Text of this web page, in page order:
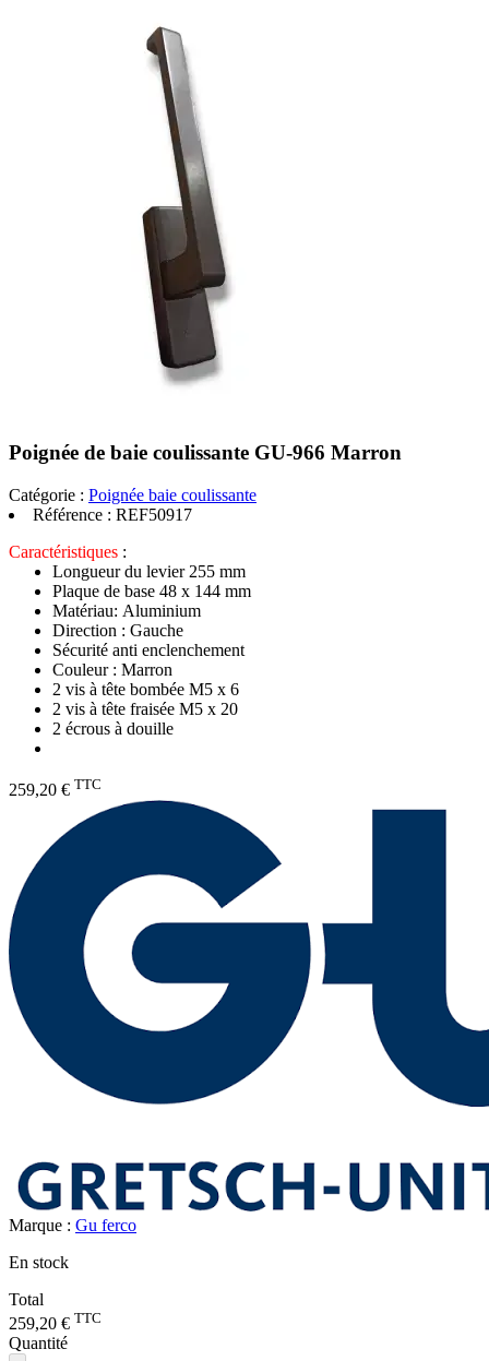
Poignée de baie coulissante GU-966 Marron
Catégorie : Poignée baie coulissante
Référence : REF50917
Caractéristiques :
Longueur du levier 255 mm
Plaque de base 48 x 144 mm
Matériau: Aluminium
Direction : Gauche
Sécurité anti enclenchement
Couleur : Marron
2 vis à tête bombée M5 x 6
2 vis à tête fraisée M5 x 20
2 écrous à douille
259,20 € TTC
Marque : Gu ferco
En stock
Total
259,20 € TTC
Quantité